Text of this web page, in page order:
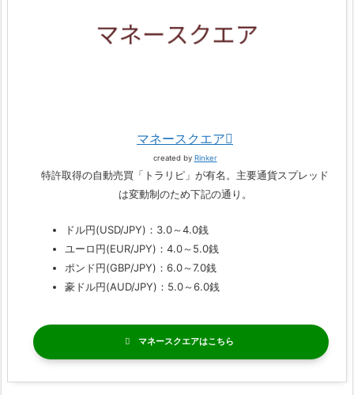
マネースクエア
created by Rinker
特許取得の自動売買「トラリピ」が有名。主要通貨スプレッド
は変動制のため下記の通り。
ドル円(USD/JPY)：3.0～4.0銭
ユーロ円(EUR/JPY)：4.0～5.0銭
ポンド円(GBP/JPY)：6.0～7.0銭
豪ドル円(AUD/JPY)：5.0～6.0銭
マネースクエア